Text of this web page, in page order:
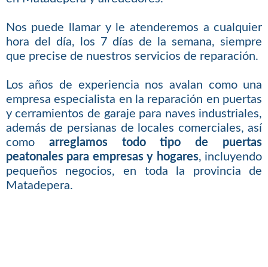
Nos puede llamar y le atenderemos a cualquier
hora del día, los 7 días de la semana, siempre
que precise de nuestros servicios de reparación.
Los años de experiencia nos avalan como una
empresa especialista en la reparación en puertas
y cerramientos de garaje para naves industriales,
además de persianas de locales comerciales, así
como arreglamos todo tipo de puertas
peatonales para empresas y hogares, incluyendo
pequeños negocios, en toda la provincia de
Matadepera.